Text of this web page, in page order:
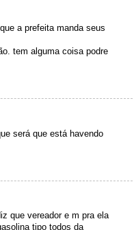
a prefeita manda seus
tem alguma coisa podre
será que está havendo
que vereador e m pra ela
tipo todos da